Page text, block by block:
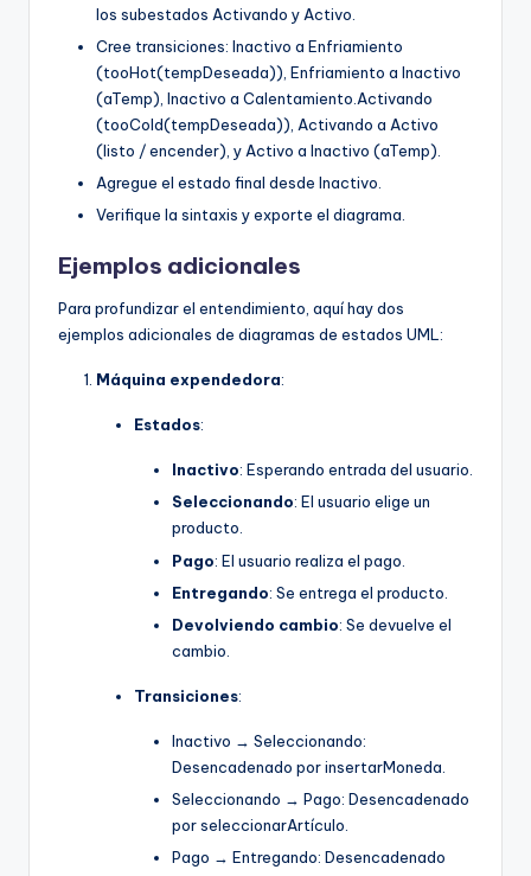
los subestados Activando y Activo.
Cree transiciones: Inactivo a Enfriamiento
(tooHot(tempDeseada)), Enfriamiento a Inactivo
(aTemp), Inactivo a Calentamiento.Activando
(tooCold(tempDeseada)), Activando a Activo
(listo / encender), y Activo a Inactivo (aTemp).
Agregue el estado final desde Inactivo.
Verifique la sintaxis y exporte el diagrama.
Ejemplos adicionales
Para profundizar el entendimiento, aquí hay dos
ejemplos adicionales de diagramas de estados UML:
Máquina expendedora:
Estados:
Inactivo: Esperando entrada del usuario.
Seleccionando: El usuario elige un
producto.
Pago: El usuario realiza el pago.
Entregando: Se entrega el producto.
Devolviendo cambio: Se devuelve el
cambio.
Transiciones:
Inactivo → Seleccionando:
Desencadenado por insertarMoneda.
Seleccionando → Pago: Desencadenado
por seleccionarArtículo.
Pago → Entregando: Desencadenado